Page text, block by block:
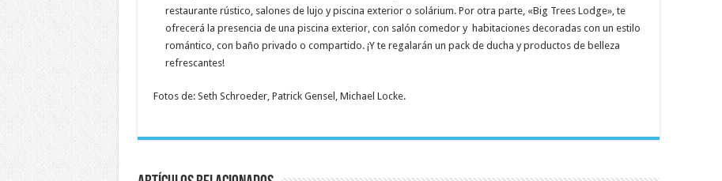
restaurante rústico, salones de lujo y piscina exterior o solárium. Por otra parte, «Big Trees Lodge», te
ofrecerá la presencia de una piscina exterior, con salón comedor y habitaciones decoradas con un estilo
romántico, con baño privado o compartido. ¡Y te regalarán un pack de ducha y productos de belleza
refrescantes!
Fotos de: Seth Schroeder, Patrick Gensel, Michael Locke.